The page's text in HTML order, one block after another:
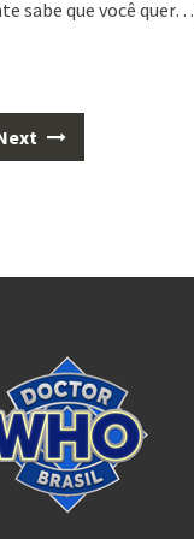
sabe que você quer…